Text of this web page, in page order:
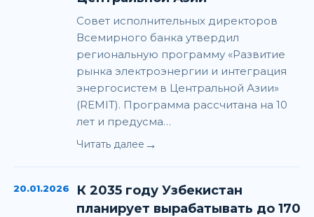
Совет исполнительных директоров
Всемирного банка утвердил
региональную программу «Развитие
рынка электроэнергии и интеграция
энергосистем в Центральной Азии»
(REMIT). Программа рассчитана на 10
лет и предусма…
Читать далее →
20.01.2026
К 2035 году Узбекистан
планирует вырабатывать до 170